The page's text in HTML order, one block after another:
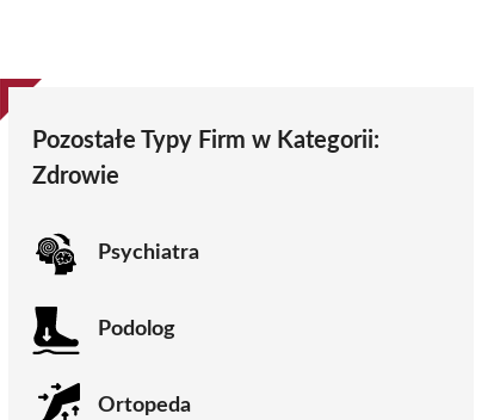
Pozostałe Typy Firm w Kategorii:
Zdrowie
Psychiatra
Podolog
Ortopeda